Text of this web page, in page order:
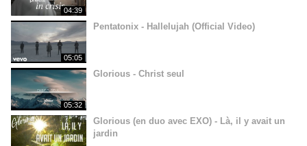
04:39
05:05
Pentatonix - Hallelujah (Official Video)
05:32
Glorious - Christ seul
Glorious (en duo avec EXO) - Là, il y avait un
jardin